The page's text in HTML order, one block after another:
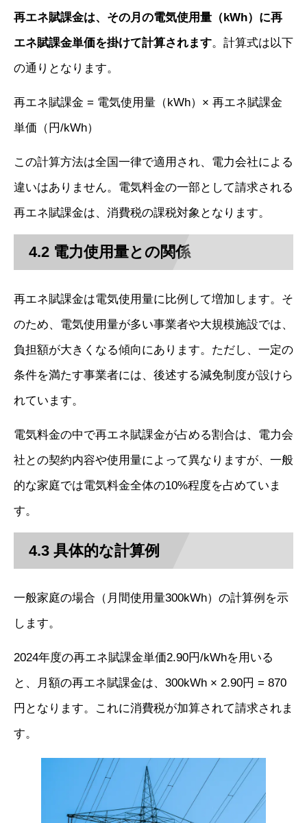
再エネ賦課金は、その月の電気使用量（kWh）に再
エネ賦課金単価を掛けて計算されます。計算式は以下
の通りとなります。
再エネ賦課金 = 電気使用量（kWh）× 再エネ賦課金
単価（円/kWh）
この計算方法は全国一律で適用され、電力会社による
違いはありません。電気料金の一部として請求される
再エネ賦課金は、消費税の課税対象となります。
4.2 電力使用量との関係
再エネ賦課金は電気使用量に比例して増加します。そ
のため、電気使用量が多い事業者や大規模施設では、
負担額が大きくなる傾向にあります。ただし、一定の
条件を満たす事業者には、後述する減免制度が設けら
れています。
電気料金の中で再エネ賦課金が占める割合は、電力会
社との契約内容や使用量によって異なりますが、一般
的な家庭では電気料金全体の10%程度を占めていま
す。
4.3 具体的な計算例
一般家庭の場合（月間使用量300kWh）の計算例を示
します。
2024年度の再エネ賦課金単価2.90円/kWhを用いる
と、月額の再エネ賦課金は、300kWh × 2.90円 = 870
円となります。これに消費税が加算されて請求されま
す。